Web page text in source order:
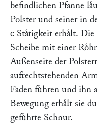
befindlichen Pfanne
Polster und seiner in
c Staͤtigkeit erhaͤlt. Die
Scheibe mit einer
Außenseite der
aufrechtstehenden
Faden fuͤhren und ihn
Bewegung erhaͤlt sie
gefuͤhrte Schnur.